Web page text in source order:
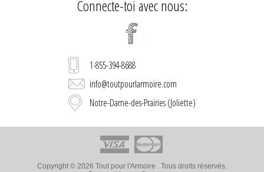
Connecte-toi avec nous:
1-855-394-8688
info@toutpourlarmoire.com
Notre-Dame-des-Prairies (Joliette)
Copyright © 2026 Tout pour l'Armoire . Tous droits réservés.